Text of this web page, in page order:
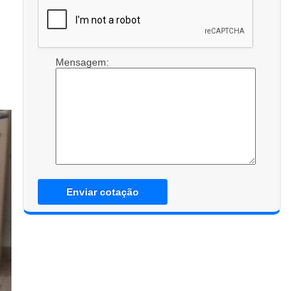
Mensagem:
Enviar cotação